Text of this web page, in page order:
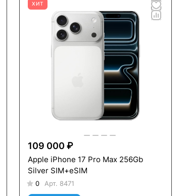
ХИТ
109 000 ₽
Apple iPhone 17 Pro Max 256Gb
Silver SIM+eSIM
0 Арт. 8471